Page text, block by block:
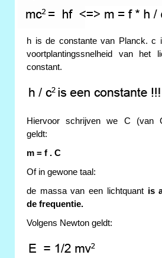
h is de constante van Planck. c
voortplantingssnelheid van het
constant.
Hiervoor schrijven we C (van
geldt:
m = f . C
Of in gewone taal:
de massa van een lichtquant is
de frequentie.
Volgens Newton geldt: